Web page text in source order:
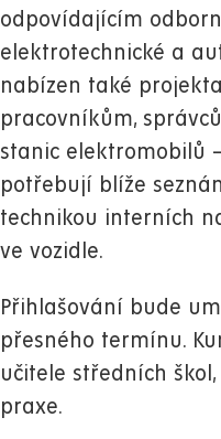
odpovídajícím
elektrotechnické a
nabízen také
pracovníkům,
stanic elektromobilů
potřebují blíže
technikou interních
ve vozidle.
Přihlašování bude
přesného termínu.
učitele středních
praxe.